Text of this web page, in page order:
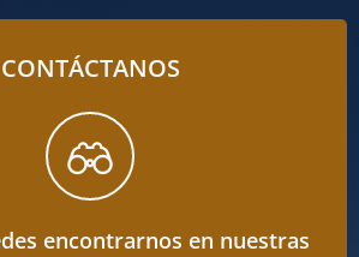
CONTÁCTANOS
encontrarnos en nuestras